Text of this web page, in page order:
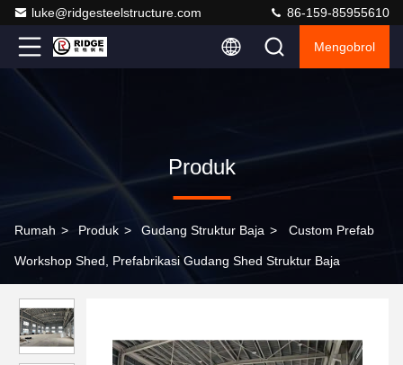
luke@ridgesteelstructure.com 86-159-85955610
Mengobrol
Produk
Rumah > Produk > Gudang Struktur Baja > Custom Prefab
Workshop Shed, Prefabrikasi Gudang Shed Struktur Baja